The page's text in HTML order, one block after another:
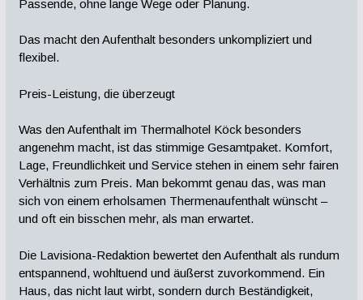
Passende, ohne lange Wege oder Planung.
Das macht den Aufenthalt besonders unkompliziert und
flexibel.
Preis-Leistung, die überzeugt
Was den Aufenthalt im Thermalhotel Köck besonders
angenehm macht, ist das stimmige Gesamtpaket. Komfort,
Lage, Freundlichkeit und Service stehen in einem sehr fairen
Verhältnis zum Preis. Man bekommt genau das, was man
sich von einem erholsamen Thermenaufenthalt wünscht –
und oft ein bisschen mehr, als man erwartet.
Die Lavisiona-Redaktion bewertet den Aufenthalt als rundum
entspannend, wohltuend und äußerst zuvorkommend. Ein
Haus, das nicht laut wirbt, sondern durch Beständigkeit,